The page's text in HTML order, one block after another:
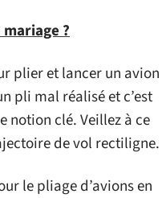
?
plier et lancer un avion
pli mal réalisé et c’est
notion clé. Veillez à ce
de vol rectiligne.
le pliage d’avions en